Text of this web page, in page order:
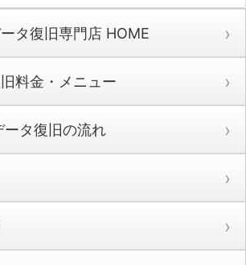
タ復旧専門店 HOME
料金・メニュー
ータ復旧の流れ